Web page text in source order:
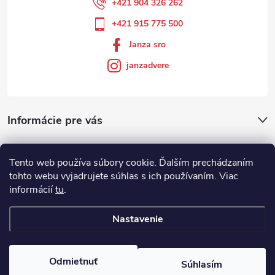
Tento web používa súbory cookie. Ďalším prechádzaním
tohto webu vyjadrujete súhlas s ich používaním. Viac
informáciítu.
Nastavenie
Odmietnuť Súhlasím
Informácie pre vás
+421 904 326 262
+421 915 775 500
Janza sro
janzadvere
Showroom
. Všetky práva vyhradené.